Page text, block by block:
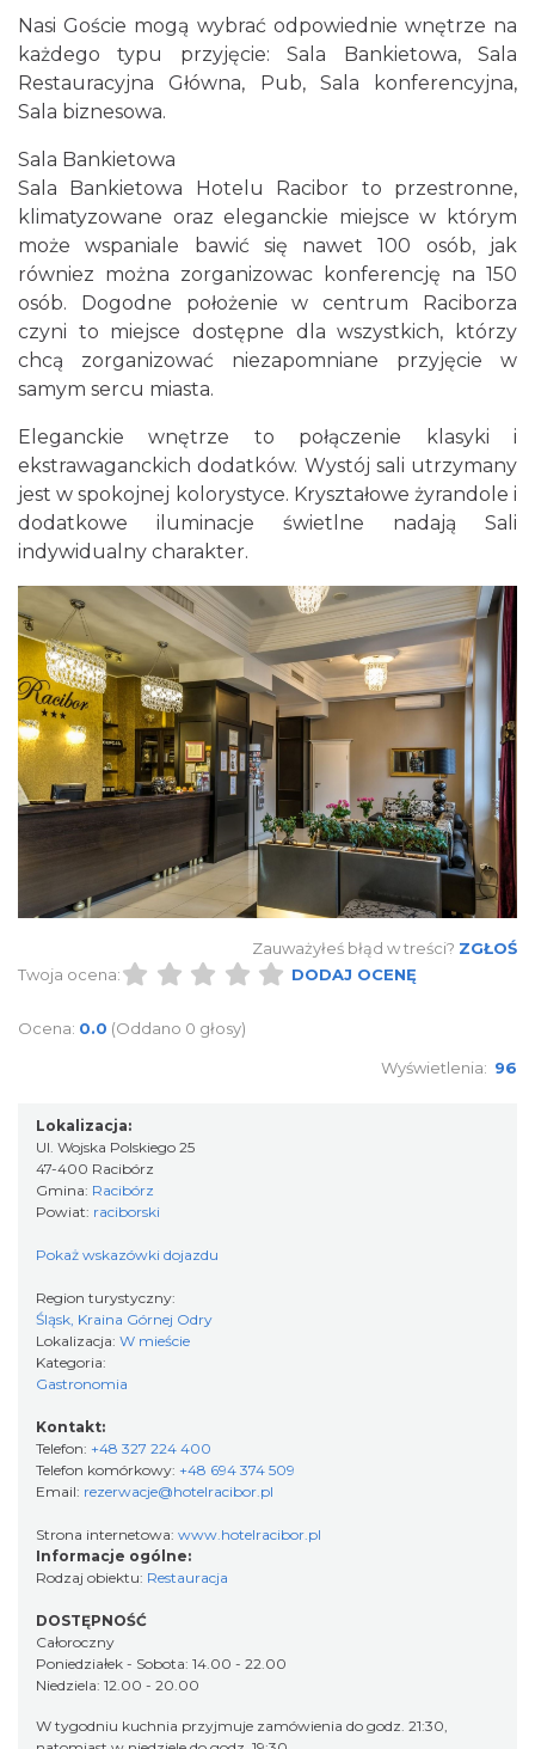
Nasi Goście mogą wybrać odpowiednie wnętrze na
każdego typu przyjęcie: Sala Bankietowa, Sala
Restauracyjna Główna, Pub, Sala konferencyjna,
Sala biznesowa.
Sala Bankietowa
Sala Bankietowa Hotelu Racibor to przestronne,
klimatyzowane oraz eleganckie miejsce w którym
może wspaniale bawić się nawet 100 osób, jak
równiez można zorganizowac konferencję na 150
osób. Dogodne położenie w centrum Raciborza
czyni to miejsce dostępne dla wszystkich, którzy
chcą zorganizować niezapomniane przyjęcie w
samym sercu miasta.
Eleganckie wnętrze to połączenie klasyki i
ekstrawaganckich dodatków. Wystój sali utrzymany
jest w spokojnej kolorystyce. Kryształowe żyrandole i
dodatkowe iluminacje świetlne nadają Sali
indywidualny charakter.
Zauważyłeś błąd w treści? ZGŁOŚ
Twoja ocena:
DODAJ OCENĘ
Ocena: 0.0 (Oddano 0 głosy)
Wyświetlenia: 96
Lokalizacja:
Ul. Wojska Polskiego 25
47-400 Racibórz
Gmina: Racibórz
Powiat: raciborski
Pokaż wskazówki dojazdu
Region turystyczny:
Śląsk, Kraina Górnej Odry
Lokalizacja: W mieście
Kategoria:
Gastronomia
Kontakt:
Telefon: +48 327 224 400
Telefon komórkowy: +48 694 374 509
Email: rezerwacje@hotelracibor.pl
Strona internetowa: www.hotelracibor.pl
Informacje ogólne:
Rodzaj obiektu: Restauracja
DOSTĘPNOŚĆ
Całoroczny
Poniedziałek - Sobota: 14.00 - 22.00
Niedziela: 12.00 - 20.00
W tygodniu kuchnia przyjmuje zamówienia do godz. 21:30,